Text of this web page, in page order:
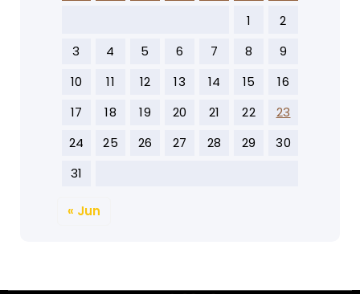
1
2
3
4 5 6 7 8
9
10
11 12 13 14 15
16
17
18 19 20 21 22
23
24
25 26 27 28 29
30
31
« Jun